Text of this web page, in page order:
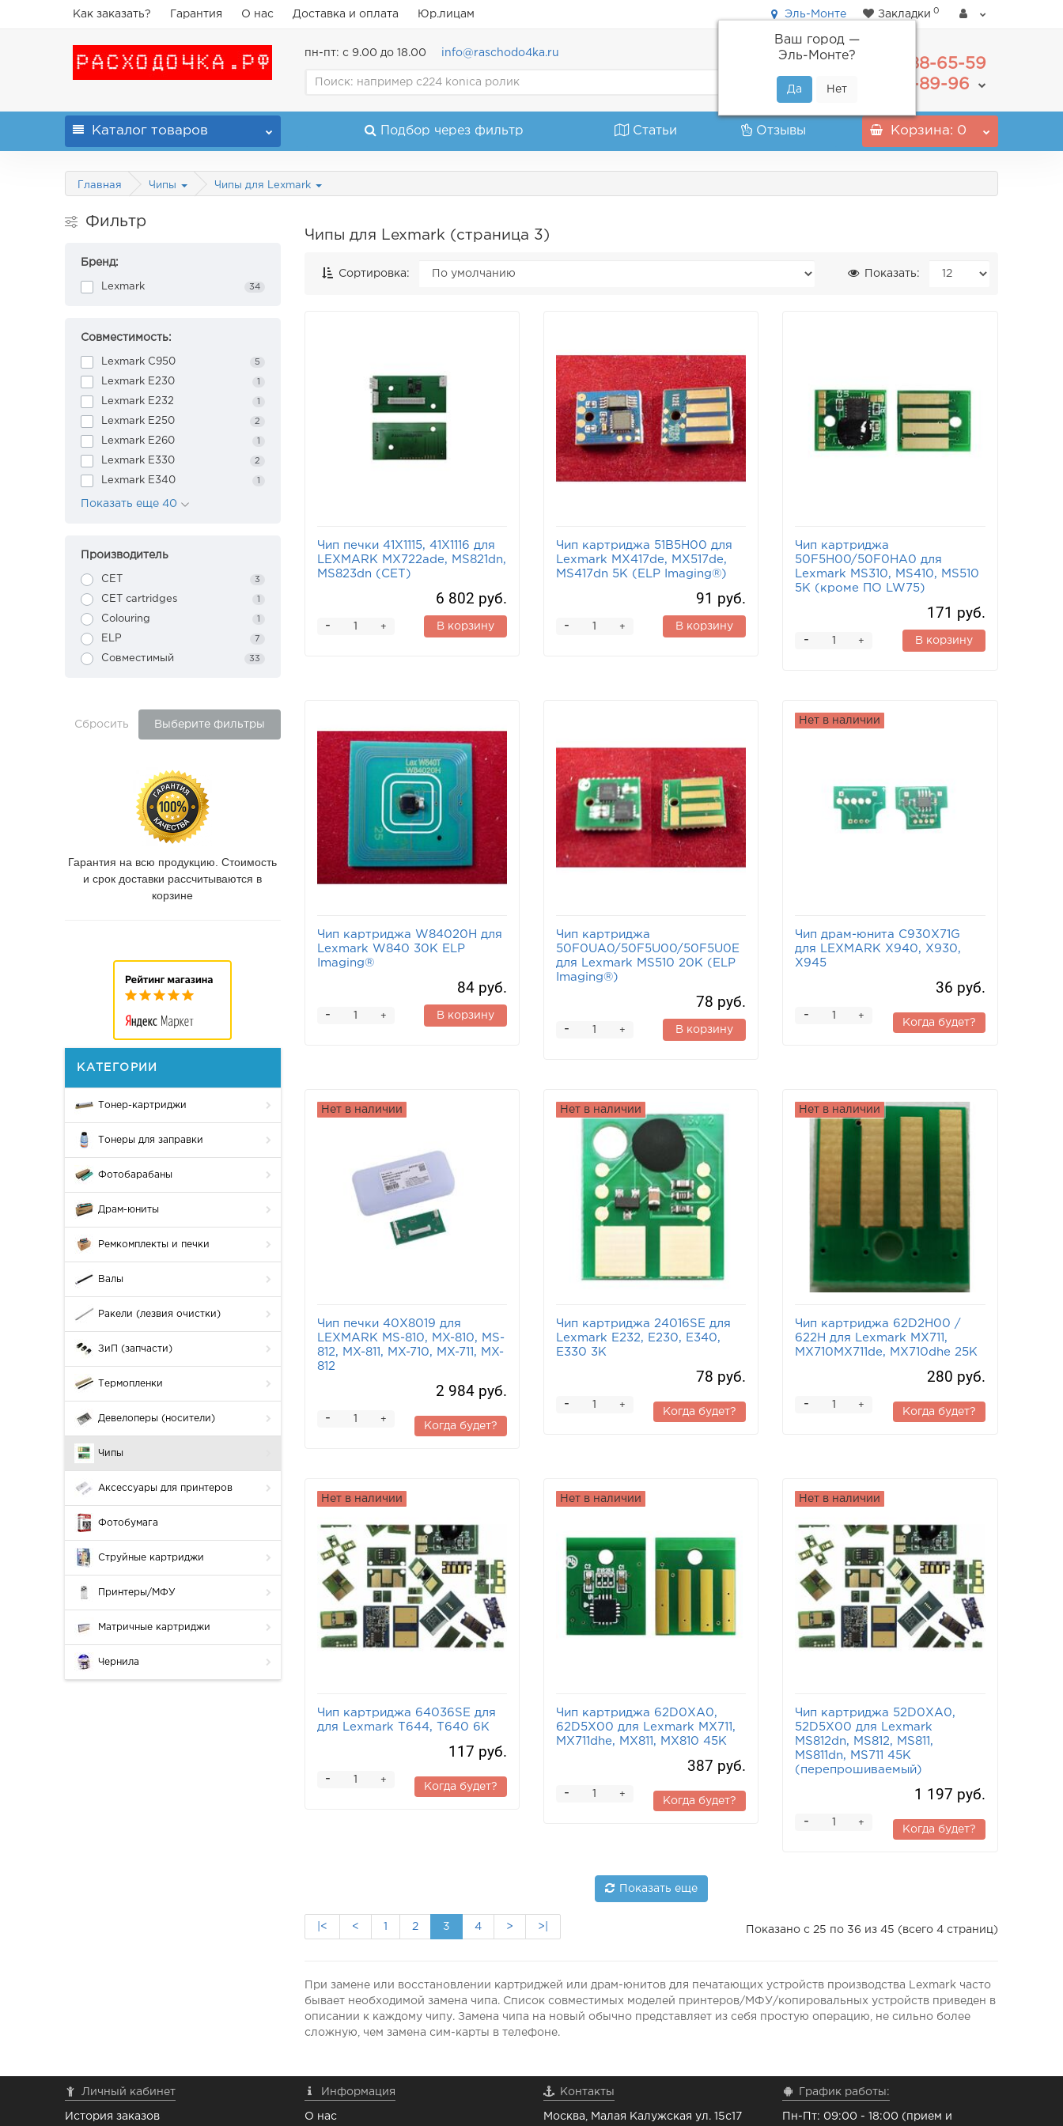
Как заказать? Гарантия О нас Доставка и оплата Юр.лицам Эль-Монте
Ваш город —
Эль-Монте?
Закладки 0
пн-пт: с 9.00 до 18.00 info@raschodo4ka.ru
488-65-59
+7(800) 555-89-96
Каталог товаров Подбор через фильтр Статьи Отзывы Корзина: 0
Главная Чипы Чипы для Lexmark
Фильтр
Бренд:
Lexmark 34
Совместимость:
Lexmark C950 5
Lexmark E230 1
Lexmark E232 1
Lexmark E250 2
Lexmark E260 1
Lexmark E330 2
Lexmark E340 1
Показать еще 40
Производитель
CET 3
CET cartridges 1
Colouring 1
ELP 7
Совместимый 33
Сбросить Выберите фильтры
Гарантия на всю продукцию. Стоимость
и срок доставки рассчитываются в
корзине
КАТЕГОРИИ
Тонер-картриджи
Тонеры для заправки
Фотобарабаны
Драм-юниты
Ремкомплекты и печки
Валы
Ракели (лезвия очистки)
ЗиП (запчасти)
Термопленки
Девелоперы (носители)
Чипы
Аксессуары для принтеров
Фотобумага
Струйные картриджи
Принтеры/МФУ
Матричные картриджи
Чернила
Чипы для Lexmark (страница 3)
Сортировка: Показать:
Чип печки 41X1115, 41X1116 для
LEXMARK MX722ade, MS821dn,
MS823dn (CET)
6 802 руб.
+
- В корзину
Чип картриджа 51B5H00 для
Lexmark MX417de, MX517de,
MS417dn 5K (ELP Imaging®)
91 руб.
+
- В корзину
Чип картриджа
50F5H00/50F0HA0 для
Lexmark MS310, MS410, MS510
5K (кроме ПО LW75)
171 руб.
+
- В корзину
Чип картриджа W84020H для
Lexmark W840 30K ELP
Imaging®
84 руб.
+
- В корзину
Чип картриджа
50F0UA0/50F5U00/50F5U0E
для Lexmark MS510 20K (ELP
Imaging®)
78 руб.
+
- В корзину
Нет в наличии
Чип драм-юнита C930X71G
для LEXMARK X940, X930,
X945
36 руб.
+
-
Когда будет?
Нет в наличии
Чип печки 40X8019 для
LEXMARK MS-810, MX-810, MS-
812, MX-811, MX-710, MX-711, MX-
812
2 984 руб.
+
-
Когда будет?
Нет в наличии
Чип картриджа 24016SE для
Lexmark E232, E230, E340,
E330 3K
78 руб.
+
-
Когда будет?
Нет в наличии
Чип картриджа 62D2H00 /
622H для Lexmark MX711,
MX710MX711de, MX710dhe 25K
280 руб.
+
-
Когда будет?
Нет в наличии
Чип картриджа 64036SE для
для Lexmark T644, T640 6K
117 руб.
+
-
Когда будет?
Нет в наличии
Чип картриджа 62D0XA0,
62D5X00 для Lexmark MX711,
MX711dhe, MX811, MX810 45K
387 руб.
+
-
Когда будет?
Нет в наличии
Чип картриджа 52D0XA0,
52D5X00 для Lexmark
MS812dn, MS812, MS811,
MS811dn, MS711 45K
(перепрошиваемый)
1 197 руб.
+
-
Когда будет?
Показать еще
|< < 1 2 3 4 > >| Показано с 25 по 36 из 45 (всего 4 страниц)
При замене или восстановлении картриджей или драм-юнитов для печатающих устройств производства Lexmark часто
бывает необходимой замена чипа. Список совместимых моделей принтеров/МФУ/копировальных устройств приведен в
описании к каждому чипу. Замена чипа на новый обычно представляет из себя простую операцию, не сильно более
сложную, чем замена сим-карты в телефоне.
Личный кабинет
История заказов
Информация
О нас
Контакты
Москва, Малая Калужская ул. 15с17
График работы:
Пн-Пт: 09:00 - 18:00 (прием и